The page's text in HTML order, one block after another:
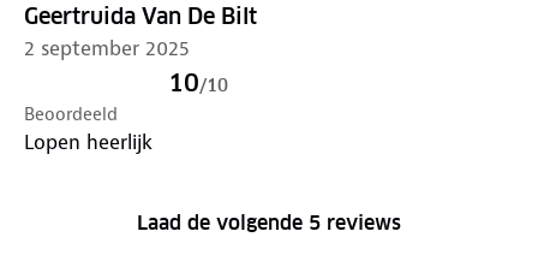
Geertruida Van De Bilt
2 september 2025
10/10
Beoordeeld
Lopen heerlijk
Laad de volgende 5 reviews